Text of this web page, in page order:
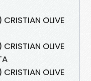
OLIVE
OLIVE
OLIVE